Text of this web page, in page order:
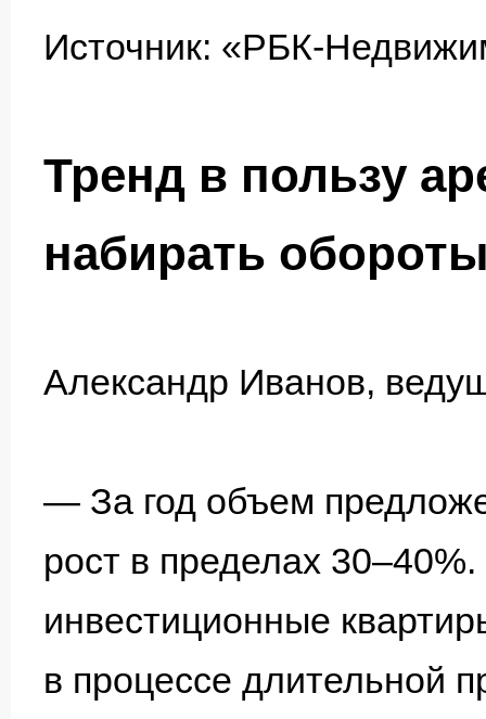
Источник: «РБК-
Тренд в пользу
набирать
Александр Иванов,
— За год объем
рост в пределах
инвестиционные
в процессе длительной